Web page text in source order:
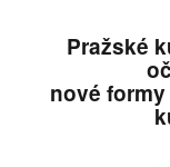
Pražské
nové